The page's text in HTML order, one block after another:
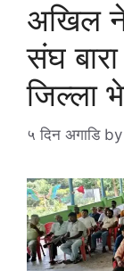
अखिल
संघ
जिल्ला
५ दिन अगाडि